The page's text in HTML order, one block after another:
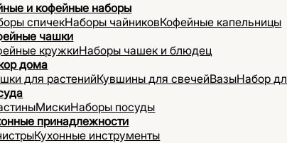
и кофейные наборы
спичекНаборы чайниковКофейные капельницы
чашки
кружкиНаборы чашек и блюдец
дома
для растенийКувшины для свечейВазыНабор
МискиНаборы посуды
принадлежности
Кухонные инструменты